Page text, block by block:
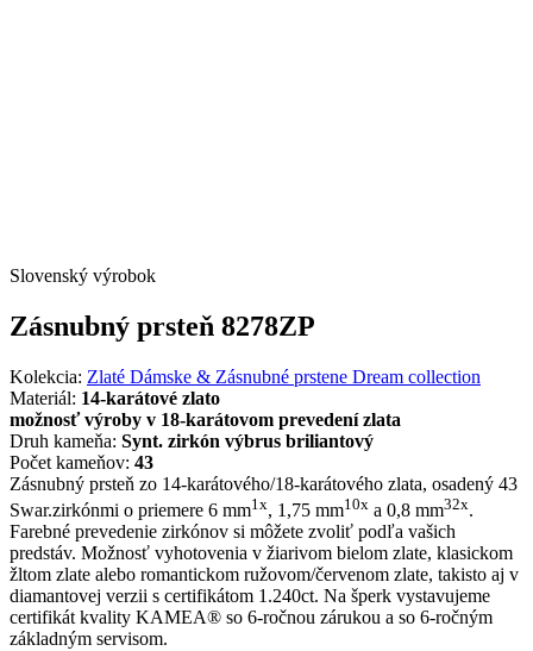
Slovenský výrobok
Zásnubný prsteň 8278ZP
Kolekcia: Zlaté Dámske & Zásnubné prstene Dream collection
Materiál: 14-karátové zlato
možnosť výroby v 18-karátovom prevedení zlata
Druh kameňa: Synt. zirkón výbrus briliantový
Počet kameňov: 43
Zásnubný prsteň zo 14-karátového/18-karátového zlata, osadený 43
Swar.zirkónmi o priemere 6 mm1x, 1,75 mm10x a 0,8 mm32x.
Farebné prevedenie zirkónov si môžete zvoliť podľa vašich
predstáv. Možnosť vyhotovenia v žiarivom bielom zlate, klasickom
žltom zlate alebo romantickom ružovom/červenom zlate, takisto aj v
diamantovej verzii s certifikátom 1.240ct. Na šperk vystavujeme
certifikát kvality KAMEA® so 6-ročnou zárukou a so 6-ročným
základným servisom.